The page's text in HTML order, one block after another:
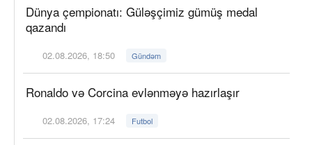
Dünya çempionatı: Güləşçimiz gümüş medal
qazandı
02.08.2026, 18:50 Gündəm
Ronaldo və Corcina evlənməyə hazırlaşır
02.08.2026, 17:24 Futbol